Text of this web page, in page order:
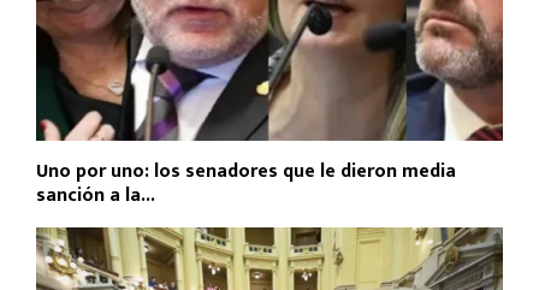
Uno por uno: los senadores que le dieron media
sanción a la...